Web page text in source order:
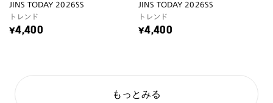
JINS TODAY 2026SS
トレンド
¥4,400
JINS TODAY 2026SS
トレンド
¥4,400
もっとみる